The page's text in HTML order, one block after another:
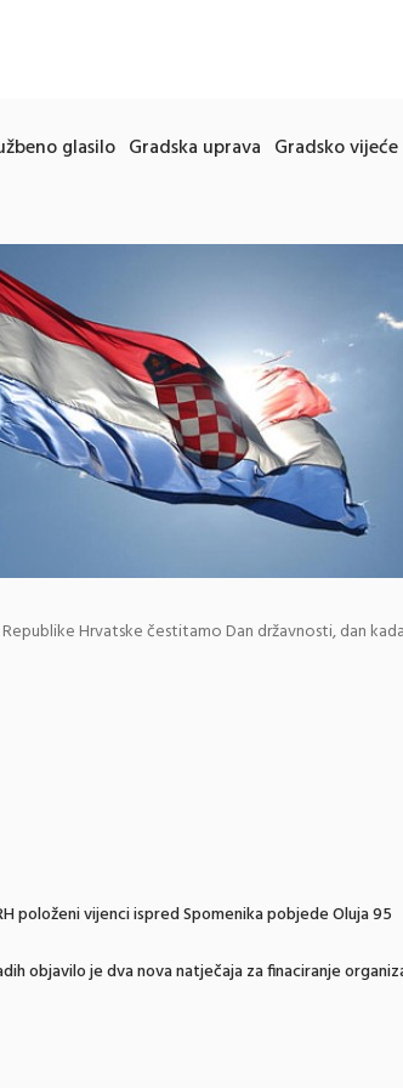
glasilo Gradska uprava Gradsko vijeće
Hrvatske čestitamo Dan državnosti, dan
položeni vijenci ispred Spomenika pobjede Oluja 95
objavilo je dva nova natječaja za finaciranje